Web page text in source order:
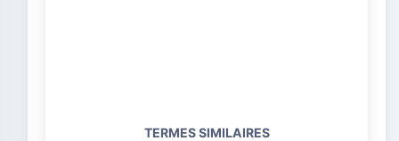
TERMES SIMILAIRES